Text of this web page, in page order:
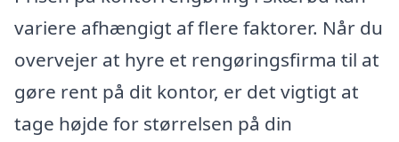
variere afhængigt af flere faktorer. Når du
overvejer at hyre et rengøringsfirma til at
gøre rent på dit kontor, er det vigtigt at
tage højde for størrelsen på din